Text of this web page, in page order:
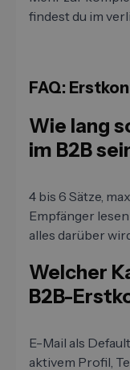
findest du im
FAQ:
Wie lang
im B2B
4 bis 6 Sätze,
Empfänger
alles darüber
Welcher
B2B-
E-Mail als
aktivem Profil,